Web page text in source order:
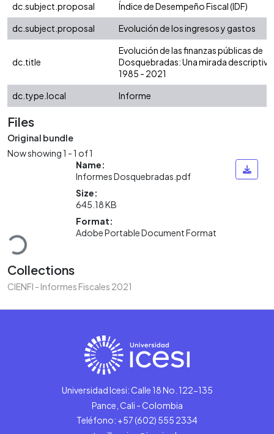
dc.subject.proposal
Índice de Desempeño Fiscal (IDF)
dc.subject.proposal
Evolución de los ingresos y gastos
dc.title
Evolución de las finanzas públicas de
Dosquebradas: Una mirada descriptiva
1985 - 2021
dc.type.local
Informe
Files
Original bundle
Now showing1 - 1 of 1
Name:
Informes Dosquebradas.pdf
Size:
645.18 KB
Format:
Adobe Portable Document Format
Collections
CIENFI - Informes Fiscales 2021
Universidad Icesi: Calle 18 No. 122-135
Pance, Cali - Colombia
Teléfono: +57 (602) 555 2334